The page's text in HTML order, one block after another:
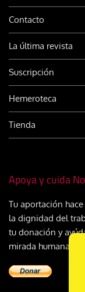
Contacto
La última revista
Suscripción
Hemeroteca
Tienda
Apoya y cuida
Tu aportación
la dignidad del
tu donación y
mirada humana y